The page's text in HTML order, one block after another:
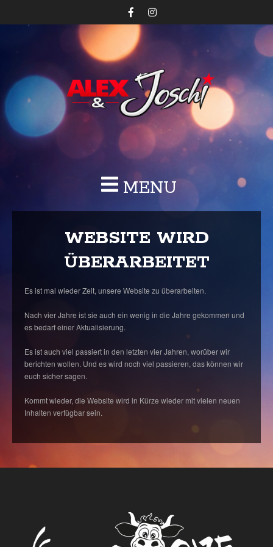
MENU
WEBSITE WIRD
ÜBERARBEITET
Es ist mal wieder Zeit, unsere Website zu überarbeiten.
Nach vier Jahre ist sie auch ein wenig in die Jahre gekommen und
es bedarf einer Aktualisierung.
Es ist auch viel passiert in den letzten vier Jahren, worüber wir
berichten wollen. Und es wird noch viel passieren, das können wir
euch sicher sagen.
Kommt wieder, die Website wird in Kürze wieder mit vielen neuen
Inhalten verfügbar sein.